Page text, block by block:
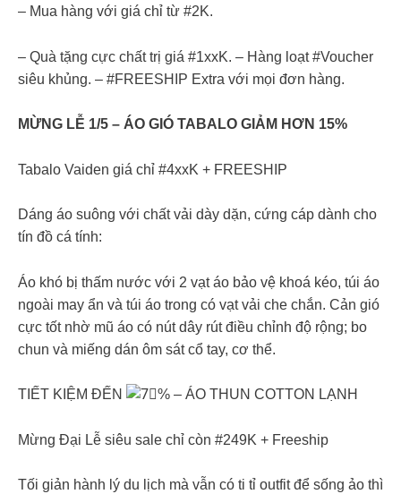
– Mua hàng với giá chỉ từ #2K.
– Quà tặng cực chất trị giá #1xxK. – Hàng loạt #Voucher
siêu khủng. – #FREESHIP Extra với mọi đơn hàng.
MỪNG LỄ 1/5 – ÁO GIÓ TABALO GIẢM HƠN 15%
Tabalo Vaiden giá chỉ #4xxK + FREESHIP
Dáng áo suông với chất vải dày dặn, cứng cáp dành cho
tín đồ cá tính:
Áo khó bị thấm nước với 2 vạt áo bảo vệ khoá kéo, túi áo
ngoài may ẩn và túi áo trong có vạt vải che chắn. Cản gió
cực tốt nhờ mũ áo có nút dây rút điều chỉnh độ rộng; bo
chun và miếng dán ôm sát cổ tay, cơ thể.
TIẾT KIỆM ĐẾN % – ÁO THUN COTTON LẠNH
Mừng Đại Lễ siêu sale chỉ còn #249K + Freeship
Tối giản hành lý du lịch mà vẫn có ti tỉ outfit để sống ảo thì